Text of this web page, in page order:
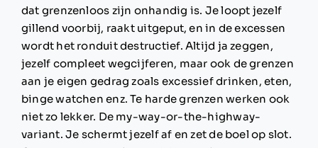
dat grenzenloos zijn onhandig is. Je loopt jezelf
gillend voorbij, raakt uitgeput, en in de excessen
wordt het ronduit destructief. Altijd ja zeggen,
jezelf compleet wegcijferen, maar ook de grenzen
aan je eigen gedrag zoals excessief drinken, eten,
binge watchen enz.Te harde grenzen werken ook
niet zo lekker. De my-way-or-the-highway-
variant. Je schermt jezelf af en zet de boel op slot.